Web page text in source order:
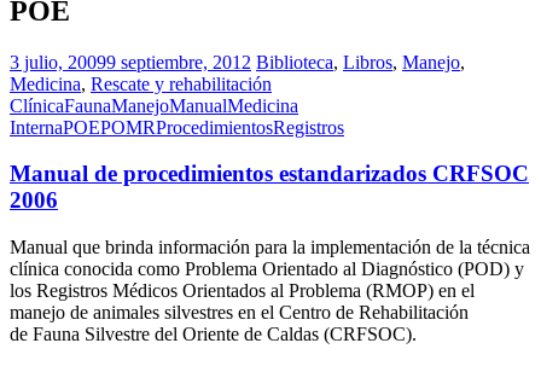
POE
3 julio, 20099 septiembre, 2012 Biblioteca, Libros, Manejo,
Medicina, Rescate y rehabilitación
ClínicaFaunaManejoManualMedicina
InternaPOEPOMRProcedimientosRegistros
Manual de procedimientos estandarizados CRFSOC
2006
Manual que brinda información para la implementación de la técnica
clínica conocida como Problema Orientado al Diagnóstico (POD) y
los Registros Médicos Orientados al Problema (RMOP) en el
manejo de animales silvestres en el Centro de Rehabilitación
de Fauna Silvestre del Oriente de Caldas (CRFSOC).